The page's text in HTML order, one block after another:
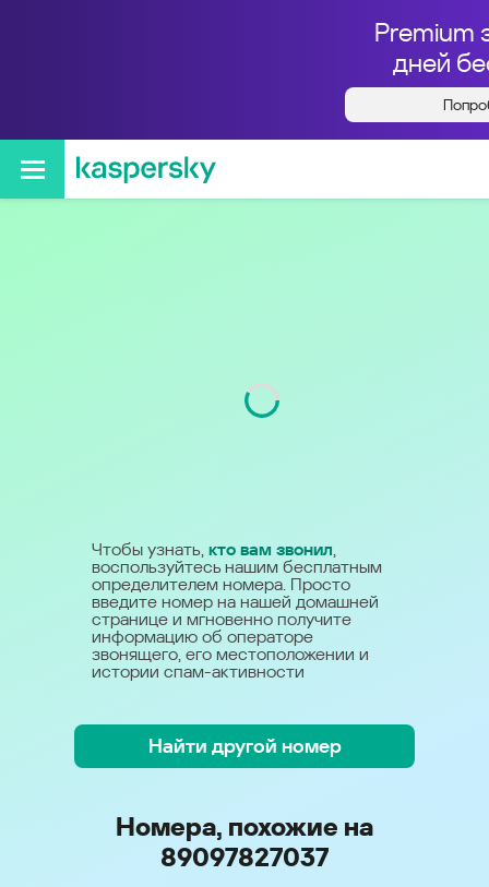
Premium
дней
Кто звонил с номера
+79097827037
Чтобы узнать, кто вам звонил,
воспользуйтесь нашим бесплатным
определителем номера. Просто
введите номер на нашей домашней
странице и мгновенно получите
информацию об операторе
звонящего, его местоположении и
истории спам-активности
Найти другой номер
Номера, похожие на
89097827037